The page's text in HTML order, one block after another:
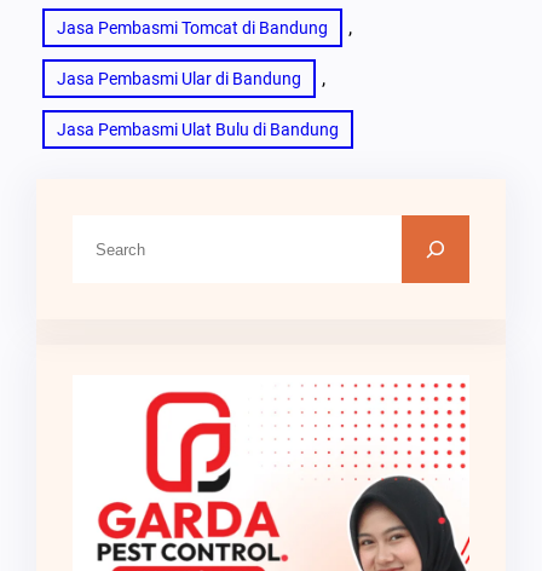
Jasa Pembasmi Tomcat di Bandung ,
Jasa Pembasmi Ular di Bandung ,
Jasa Pembasmi Ulat Bulu di Bandung